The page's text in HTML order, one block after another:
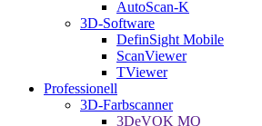
AutoScan-K
3D-Software
DefinSight Mobile
ScanViewer
TViewer
Professionell
3D-Farbscanner
3DeVOK MQ